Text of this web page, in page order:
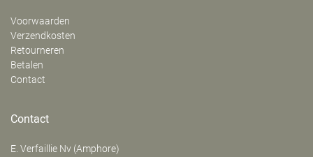
Voorwaarden
Verzendkosten
Retourneren
Betalen
Contact
Contact
E. Verfaillie Nv (Amphore)